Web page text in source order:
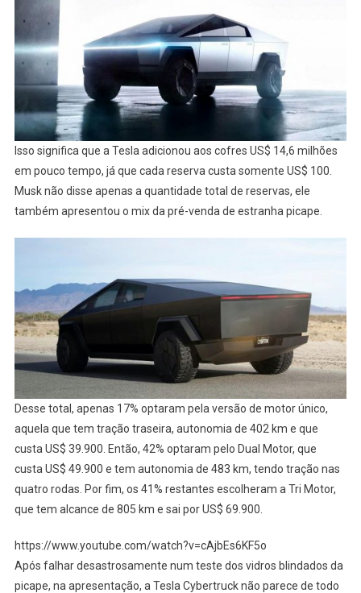
Isso significa que a Tesla adicionou aos cofres US$ 14,6 milhões
em pouco tempo, já que cada reserva custa somente US$ 100.
Musk não disse apenas a quantidade total de reservas, ele
também apresentou o mix da pré-venda de estranha picape.
Desse total, apenas 17% optaram pela versão de motor único,
aquela que tem tração traseira, autonomia de 402 km e que
custa US$ 39.900. Então, 42% optaram pelo Dual Motor, que
custa US$ 49.900 e tem autonomia de 483 km, tendo tração nas
quatro rodas. Por fim, os 41% restantes escolheram a Tri Motor,
que tem alcance de 805 km e sai por US$ 69.900.
https://www.youtube.com/watch?v=cAjbEs6KF5o
Após falhar desastrosamente num teste dos vidros blindados da
picape, na apresentação, a Tesla Cybertruck não parece de todo